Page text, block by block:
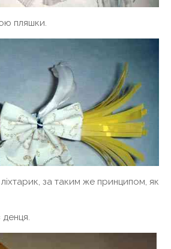
пляшки.
за таким же принципом, як
денця.